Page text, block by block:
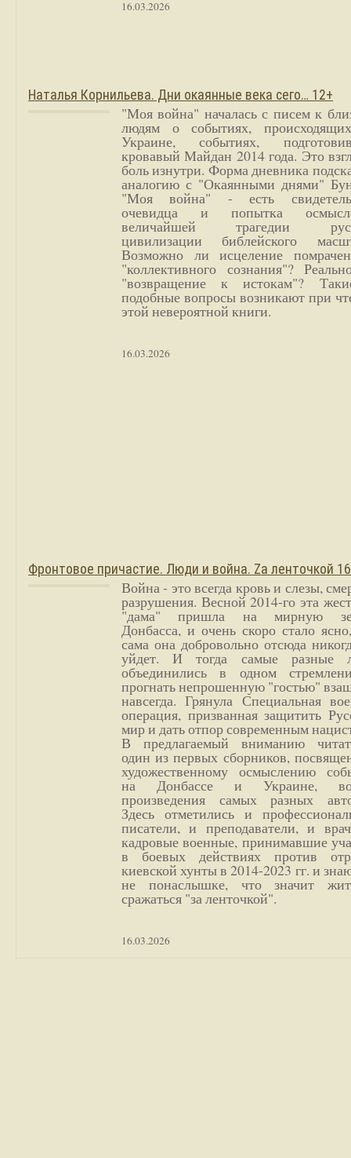
16.03.2026
Наталья Корнильева. Дни окаянные века сего… 12+
"Моя война" началась с писем к
людям о событиях,
Украине, событиях,
кровавый Майдан 2014 года. Это
боль изнутри. Форма дневника
аналогию с "Окаянными днями"
"Моя война" - есть
очевидца и попытка
величайшей трагедии
цивилизации библейского
Возможно ли исцеление
"коллективного сознания"?
"возвращение к истокам"?
подобные вопросы возникают при
этой невероятной книги.
16.03.2026
Фронтовое причастие. Люди и война. Zа ленточкой
Война - это всегда кровь и слезы,
разрушения. Весной 2014-го эта
"дама" пришла на мирную
Донбасса, и очень скоро стало
сама она добровольно отсюда
уйдет. И тогда самые разные
объединились в одном
прогнать непрошенную "гостью"
навсегда. Грянула Специальная
операция, призванная защитить
мир и дать отпор современным
В предлагаемый вниманию
один из первых сборников,
художественному осмыслению
на Донбассе и Украине,
произведения самых разных
Здесь отметились и
писатели, и преподаватели, и
кадровые военные, принимавшие
в боевых действиях против
киевской хунты в 2014-2023 гг. и
не понаслышке, что значит
сражаться "за ленточкой".
16.03.2026